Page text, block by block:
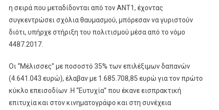
η σειρά που μεταδίδονται από τον ΑΝΤ1, έχοντας
συγκεντρώσει σχόλια θαυμασμού, μπόρεσαν να γυριστούν
διότι, υπήρχε στήριξη του πολιτισμού μέσα από το νόμο
4487.2017.
Οι “Μέλισσες” με ποσοστό 35% των επιλέξιμων δαπανών
(4.641.043 ευρώ), έλαβαν με 1.685.708,85 ευρώ για τον πρώτο
κύκλο επεισοδίων .Η “Ευτυχία” που έκανε εισπρακτική
επιτυχία και στον κινηματογράφο και στη συνέχεια